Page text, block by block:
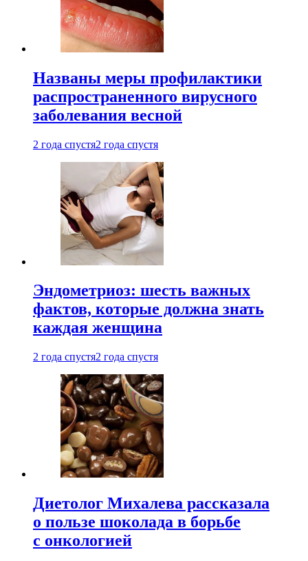
Названы меры профилактики
распространенного вирусного
заболевания весной
2 года спустя2 года спустя
Эндометриоз: шесть важных
фактов, которые должна знать
каждая женщина
2 года спустя2 года спустя
Диетолог Михалева рассказала
о пользе шоколада в борьбе
с онкологией